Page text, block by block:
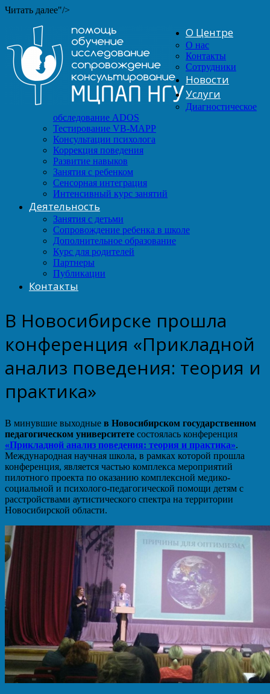
Читать далее"/>
О Центре
О нас
Контакты
Сотрудники
Новости
Услуги
Диагностическое
обследование ADOS
Тестирование VB-MAPP
Консультации психолога
Коррекция поведения
Развитие навыков
Занятия с ребенком
Сенсорная интеграция
Интенсивный курс занятий
Деятельность
Занятия с детьми
Сопровождение ребенка в школе
Дополнительное образование
Курс для родителей
Партнеры
Публикации
Контакты
В Новосибирске прошла
конференция «Прикладной
анализ поведения: теория и
практика»
В минувшие выходные в Новосибирском государственном
педагогическом университете состоялась конференция
«Прикладной анализ поведения: теория и практика».
Международная научная школа, в рамках которой прошла
конференция, является частью комплекса мероприятий
пилотного проекта по оказанию комплексной медико-
социальной и психолого-педагогической помощи детям с
расстройствами аутистического спектра на территории
Новосибирской области.